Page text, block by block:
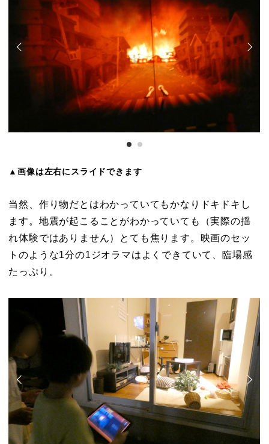
▲画像は左右にスライドできます
当然、作り物だとはわかっていてもかなりドキドキし
ます。地震が起こることがわかっていても（実際の揺
れ体験ではありません）とても焦ります。映画のセッ
トのような1分の1ジオラマはよくできていて、臨場感
たっぷり。